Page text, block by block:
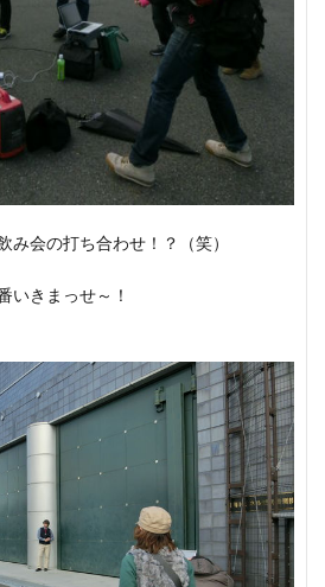
み会の打ち合わせ！？（笑）
いきまっせ～！